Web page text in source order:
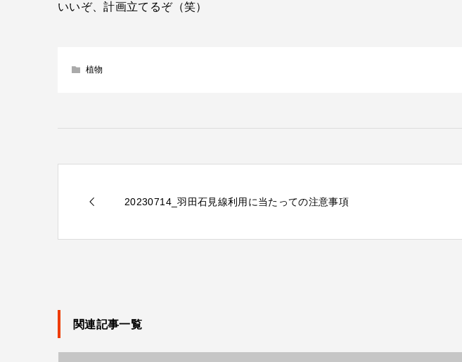
いいぞ、計画立てるぞ（笑）
植物
20230714_羽田石見線利用に当たっての注意事項
関連記事一覧